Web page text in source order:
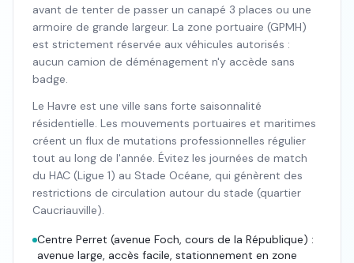
avant de tenter de passer un canapé 3 places ou une
armoire de grande largeur. La zone portuaire (GPMH)
est strictement réservée aux véhicules autorisés :
aucun camion de déménagement n'y accède sans
badge.
Le Havre est une ville sans forte saisonnalité
résidentielle. Les mouvements portuaires et maritimes
créent un flux de mutations professionnelles régulier
tout au long de l'année. Évitez les journées de match
du HAC (Ligue 1) au Stade Océane, qui génèrent des
restrictions de circulation autour du stade (quartier
Caucriauville).
Centre Perret (avenue Foch, cours de la République) :
avenue large, accès facile, stationnement en zone